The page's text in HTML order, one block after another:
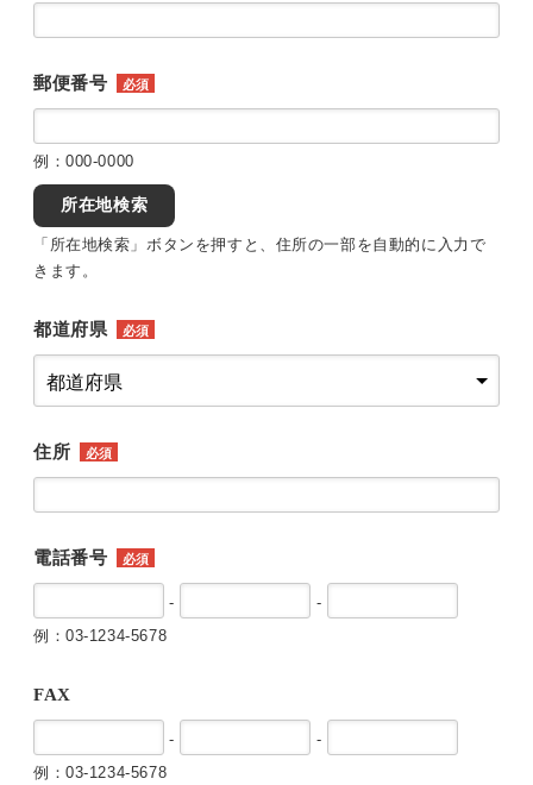
郵便番号 必須
例：000-0000
所在地検索
「所在地検索」ボタンを押すと、住所の一部を自動的に入力で
きます。
都道府県 必須
住所 必須
電話番号 必須
-
-
例：03-1234-5678
FAX
-
-
例：03-1234-5678